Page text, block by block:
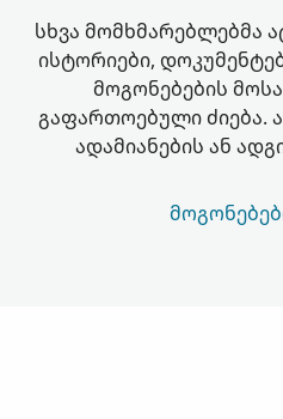
სხვა მომხმარებლებმა
ისტორიები,
მოგონებების
გაფართოებული
ადამიანების ან